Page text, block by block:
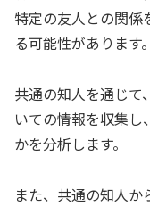
特定の友人との関係
る可能性があります。
共通の知人を通じて
いての情報を収集し
かを分析します。
また、共通の知人